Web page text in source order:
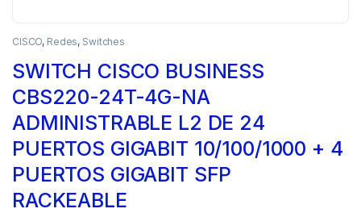
CISCO, Redes, Switches
SWITCH CISCO BUSINESS
CBS220-24T-4G-NA
ADMINISTRABLE L2 DE 24
PUERTOS GIGABIT 10/100/1000 + 4
PUERTOS GIGABIT SFP
RACKEABLE